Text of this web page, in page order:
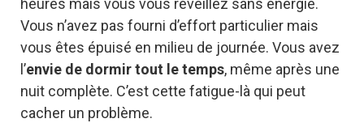
heures mais vous vous réveillez sans énergie.
Vous n’avez pas fourni d’effort particulier mais
vous êtes épuisé en milieu de journée. Vous avez
l’envie de dormir tout le temps, même après une
nuit complète. C’est cette fatigue-là qui peut
cacher un problème.